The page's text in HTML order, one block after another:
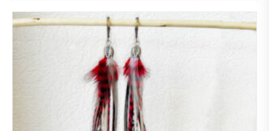
Boucles d'oreilles , Grande Boucle
Ajo